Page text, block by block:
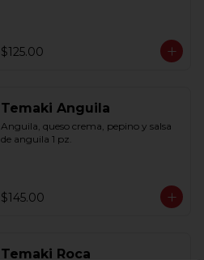
$125.00
Temaki Anguila
Anguila, queso crema, pepino y salsa
de anguila 1 pz.
$145.00
Temaki Roca